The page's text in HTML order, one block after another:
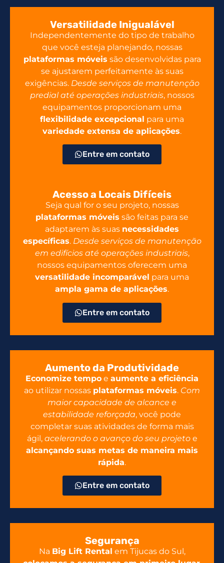
Versatilidade Inigualável
Independentemente do tipo de trabalho
que você esteja planejando, nossas
plataformas móveis são desenvolvidas para
se ajustarem perfeitamente às suas
exigências. Desde serviços de manutenção
predial até operações industriais, nossos
equipamentos proporcionam uma
flexibilidade excepcional para uma
variedade extensa de aplicações.
Entre em contato
Acesso a Locais Difíceis
Seja qual for o seu projeto, nossas
plataformas móveis são feitas para se
adaptarem às suas necessidades
específicas. Desde serviços de manutenção
em edifícios até operações industriais,
nossos equipamentos oferecem uma
versatilidade incomparável para uma
ampla gama de aplicações.
Entre em contato
Aumento da Produtividade
Economize tempo e aumente a eficiência
ao utilizar nossas plataformas móveis. Com
maior capacidade de alcance e
estabilidade reforçada, você pode
completar suas atividades de forma mais
ágil, acelerando o avanço do seu projetoe
alcançando suas metas de maneira mais
rápida.
Entre em contato
Segurança
Na Big Lift Rental em Tijucas do Sul,